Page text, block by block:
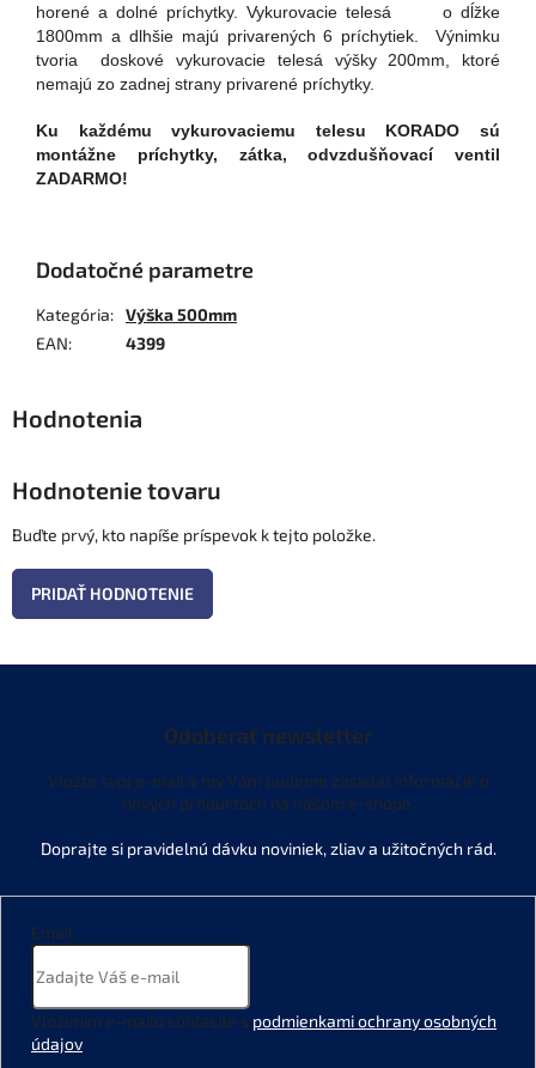
horené a dolné príchytky. Vykurovacie telesá o dĺžke
1800mm a dlhšie majú privarených 6 príchytiek. Výnimku
tvoria doskové vykurovacie telesá výšky 200mm, ktoré
nemajú zo zadnej strany privarené príchytky.
Ku každému vykurovaciemu telesu KORADO sú
montážne príchytky, zátka, odvzdušňovací ventil
ZADARMO!
Dodatočné parametre
Kategória: Výška 500mm
EAN: 4399
Hodnotenie tovaru
Buďte prvý, kto napíše príspevok k tejto položke.
PRIDAŤ HODNOTENIE
Odoberať newsletter
Vložte svoj e-mail a my Vám budeme zasielať informácie o
nových produktoch na našom e-shope.
Email
Vložením e-mailu súhlasíte s podmienkami ochrany osobných
údajov.